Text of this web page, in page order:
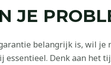
JE
belangrijk is, wil
essentieel. Denk aan het